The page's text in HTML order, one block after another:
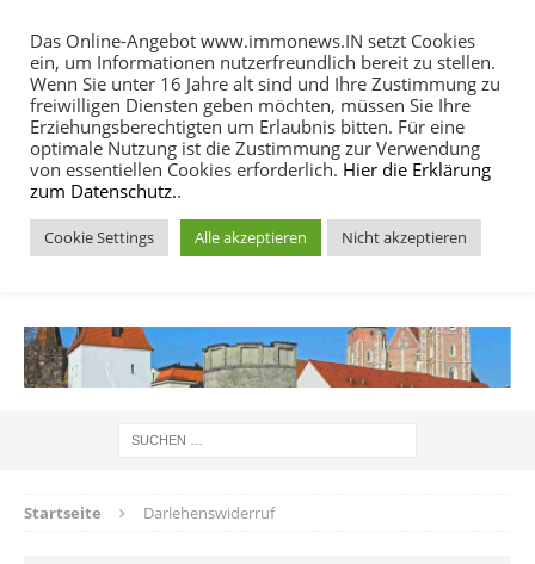
MENU
Startseite Darlehenswiderruf
Das Online-Angebot www.immonews.IN setzt Cookies
ein, um Informationen nutzerfreundlich bereit zu stellen.
Wenn Sie unter 16 Jahre alt sind und Ihre Zustimmung zu
freiwilligen Diensten geben möchten, müssen Sie Ihre
Erziehungsberechtigten um Erlaubnis bitten. Für eine
optimale Nutzung ist die Zustimmung zur Verwendung
von essentiellen Cookies erforderlich. Hier die Erklärung
zum Datenschutz..
Cookie Settings Alle akzeptieren Nicht akzeptieren